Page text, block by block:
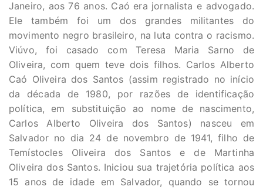
Janeiro, aos 76 anos. Caó era jornalista e advogado.
Ele também foi um dos grandes militantes do
movimento negro brasileiro, na luta contra o racismo.
Viúvo, foi casado com Teresa Maria Sarno de
Oliveira, com quem teve dois filhos. Carlos Alberto
Caó Oliveira dos Santos (assim registrado no início
da década de 1980, por razões de identificação
política, em substituição ao nome de nascimento,
Carlos Alberto Oliveira dos Santos) nasceu em
Salvador no dia 24 de novembro de 1941, filho de
Temístocles Oliveira dos Santos e de Martinha
Oliveira dos Santos. Iniciou sua trajetória política aos
15 anos de idade em Salvador, quando se tornou